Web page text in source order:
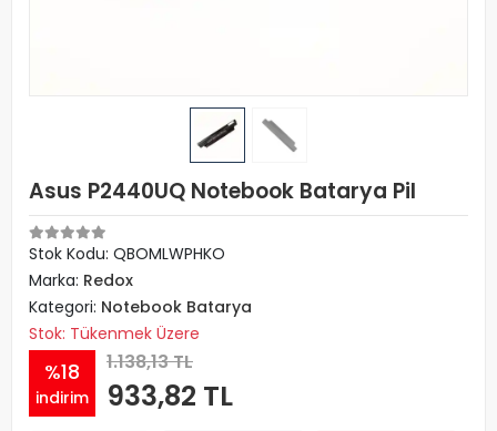
Asus P2440UQ Notebook Batarya Pil
Stok Kodu: QBOMLWPHKO
Marka: Redox
Kategori: Notebook Batarya
Stok: Tükenmek Üzere
%18
indirim
1.138,13 TL
933,82 TL